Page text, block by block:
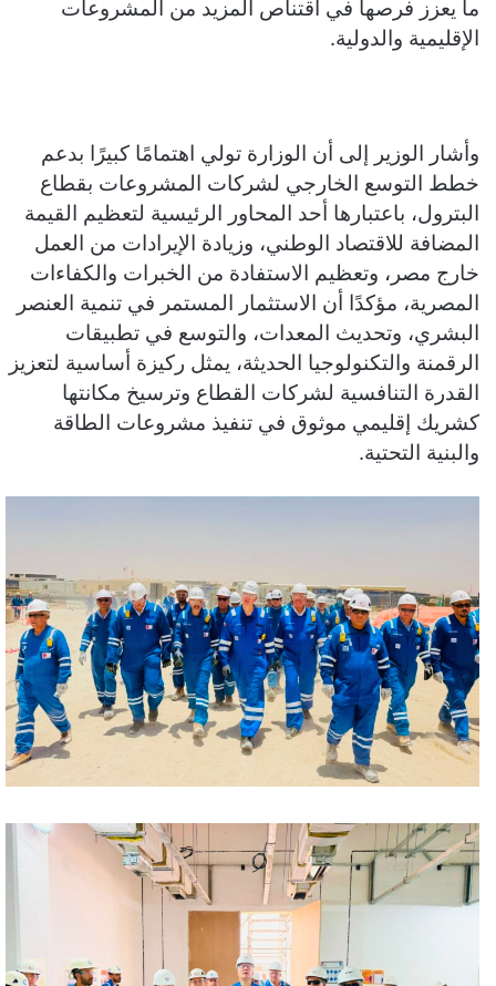
ما يعزز فرصها في اقتناص المزيد من المشروعات
الإقليمية والدولية.
وأشار الوزير إلى أن الوزارة تولي اهتمامًا كبيرًا بدعم
خطط التوسع الخارجي لشركات المشروعات بقطاع
البترول، باعتبارها أحد المحاور الرئيسية لتعظيم القيمة
المضافة للاقتصاد الوطني، وزيادة الإيرادات من العمل
خارج مصر، وتعظيم الاستفادة من الخبرات والكفاءات
المصرية، مؤكدًا أن الاستثمار المستمر في تنمية العنصر
البشري، وتحديث المعدات، والتوسع في تطبيقات
الرقمنة والتكنولوجيا الحديثة، يمثل ركيزة أساسية لتعزيز
القدرة التنافسية لشركات القطاع وترسيخ مكانتها
كشريك إقليمي موثوق في تنفيذ مشروعات الطاقة
والبنية التحتية.